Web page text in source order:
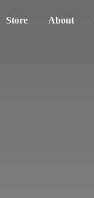
Store About